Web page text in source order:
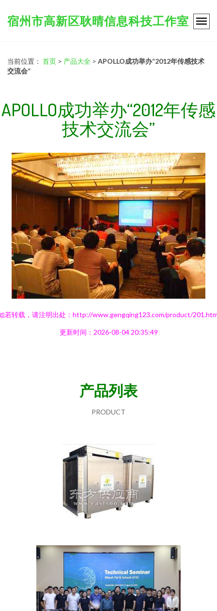
宿州市高新区耿晴信息科技工作室
当前位置： 首页 > 产品大全 > APOLLO成功举办“2012年传感技术
交流会”
APOLLO成功举办“2012年传感
技术交流会”
若转载，请注明出处：http://www.gengqing123.com/product/
更新时间：2026-08-04 20:35:49
产品列表
PRODUCT